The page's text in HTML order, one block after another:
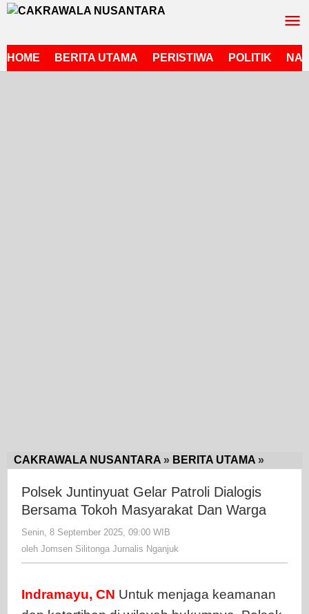
Lewati
HOME
BERITA UTAMA PERISTIWA POLITIK
CAKRAWALA NUSANTARA » BERITA UTAMA »
Patroli
Dan
Warga
Polsek Juntinyuat Gelar Patroli Dialogis
Bersama Tokoh Masyarakat Dan Warga
Senin, 8 September 2025, 09:00 WIB
Jomsen
oleh Jomsen Silitonga Jurnalis Nganjuk
Indramayu, CN Untuk menjaga keamanan